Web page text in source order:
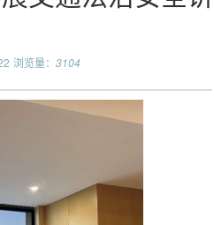
浏览量： 3104